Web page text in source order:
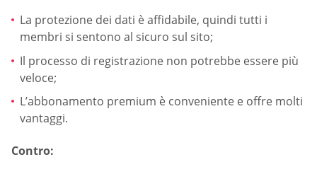
La protezione dei dati è affidabile, quindi tutti i
membri si sentono al sicuro sul sito;
Il processo di registrazione non potrebbe essere più
veloce;
L’abbonamento premium è conveniente e offre molti
vantaggi.
Contro: